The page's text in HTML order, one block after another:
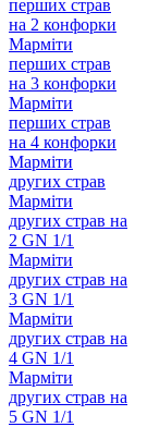
перших страв
на 2 конфорки
Марміти
перших страв
на 3 конфорки
Марміти
перших страв
на 4 конфорки
Марміти
других страв
Марміти
других страв на
2 GN 1/1
Марміти
других страв на
3 GN 1/1
Марміти
других страв на
4 GN 1/1
Марміти
других страв на
5 GN 1/1